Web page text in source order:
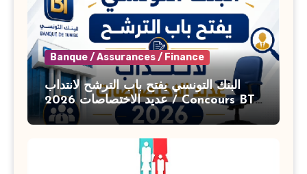
Banque / Assurances / Finance
البنك التونسي يفتح باب الترشح لانتداب
عديد الاختصاصات 2026 / Concours BT
Banque de Tunisie 2026